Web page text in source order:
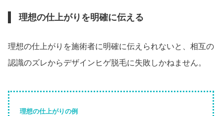
理想の仕上がりを明確に伝える
理想の仕上がりを施術者に明確に伝えられないと、相互の
認識のズレからデザインヒゲ脱毛に失敗しかねません。
理想の仕上がりの例